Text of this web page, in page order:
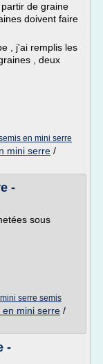
de graine
doivent faire
, j'ai remplis les
, deux
en mini serre
mini serre /
-
sous
mini serre semis
en mini serre /
-